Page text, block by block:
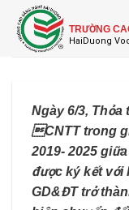
Skip
content
TRƯỜNG
Ngày 6/3,
CNTT trong
2019- 2025
được ký kết với
GD&ĐT trở